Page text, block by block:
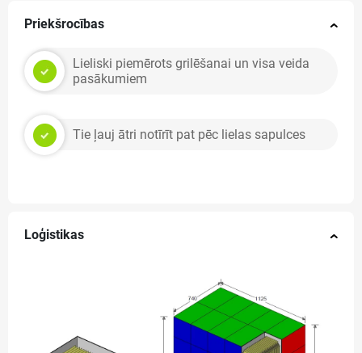
Priekšrocības
Lieliski piemērots grilēšanai un visa veida
pasākumiem
Tie ļauj ātri notīrīt pat pēc lielas sapulces
Loģistikas